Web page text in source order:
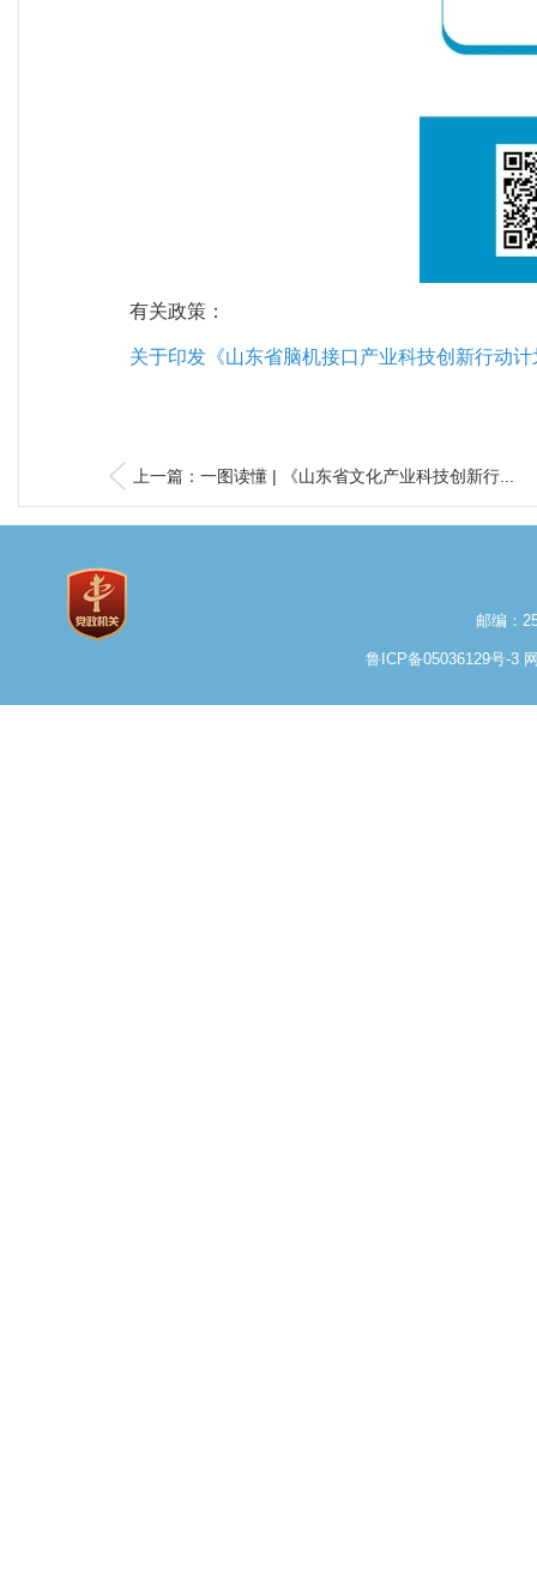
有关政策：
关于印发《山东省脑机接口产业科技创新行动
上一篇：一图读懂 | 《山东省文化产业科技创新行...
邮编：
鲁ICP备05036129号-3